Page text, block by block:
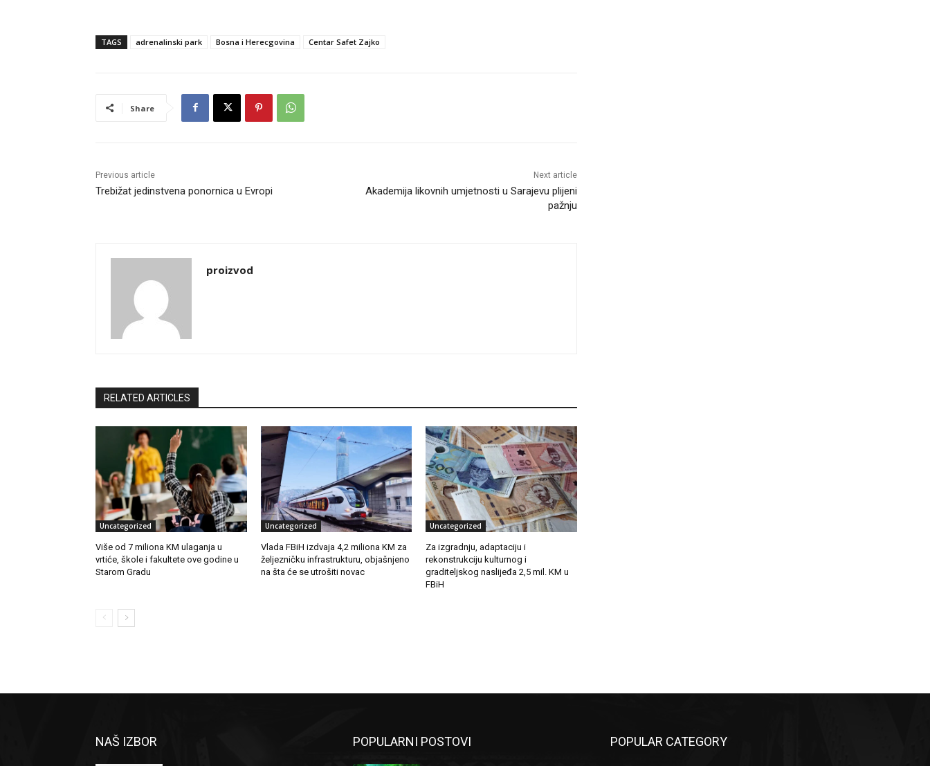
TAGS adrenalinski park Bosna i Herecgovina Centar Safet Zajko
Share
Previous article
Trebižat jedinstvena ponornica u Evropi
Next article
Akademija likovnih umjetnosti u Sarajevu plijeni
pažnju
proizvod
RELATED ARTICLES
Uncategorized
Više od 7 miliona KM ulaganja u
vrtiće, škole i fakultete ove godine u
Starom Gradu
Uncategorized
Vlada FBiH izdvaja 4,2 miliona KM za
željezničku infrastrukturu, objašnjeno
na šta će se utrošiti novac
Uncategorized
Za izgradnju, adaptaciju i
rekonstrukciju kulturnog i
graditeljskog naslijeđa 2,5 mil. KM u
FBiH
NAŠ IZBOR POPULARNI POSTOVI POPULAR CATEGORY